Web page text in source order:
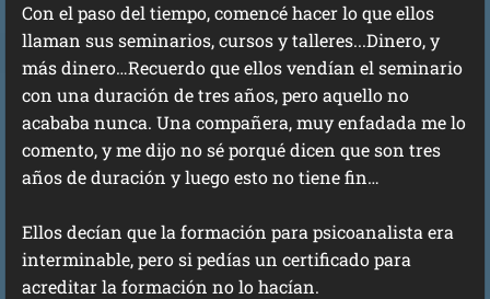
Con el paso del tiempo, comencé hacer lo que ellos
llaman sus seminarios, cursos y talleres...Dinero, y
más dinero…Recuerdo que ellos vendían el seminario
con una duración de tres años, pero aquello no
acababa nunca. Una compañera, muy enfadada me lo
comento, y me dijo no sé porqué dicen que son tres
años de duración y luego esto no tiene fin…
Ellos decían que la formación para psicoanalista era
interminable, pero si pedías un certificado para
acreditar la formación no lo hacían.